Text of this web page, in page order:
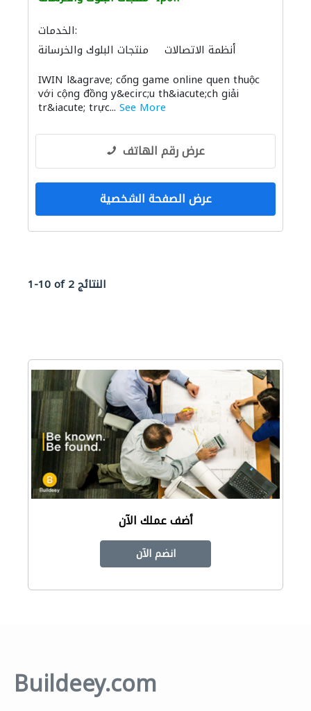
الخدمات:
منتجات البلوك والخرسانة
أنظمة الاتصالات
IWIN l&agrave; cổng game online quen thuộc
với cộng đồng y&ecirc;u th&iacute;ch giải
tr&iacute; trực... See More
عرض رقم الهاتف
عرض الصفحة الشخصية
1-10 of 2 النتائج
أضف عملك الآن
انضم الآن
Buildeey.com